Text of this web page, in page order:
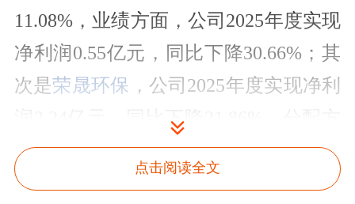
11.08%，业绩方面，公司2025年度实现
净利润0.55亿元，同比下降30.66%；其
次是荣晟环保 ，公司2025年度实现净利
润2.24亿元，同比下降21.86%，分配方
案为10派11元（含税），股息率达
8.70%；股息率较高的还有
、
点击阅读全文